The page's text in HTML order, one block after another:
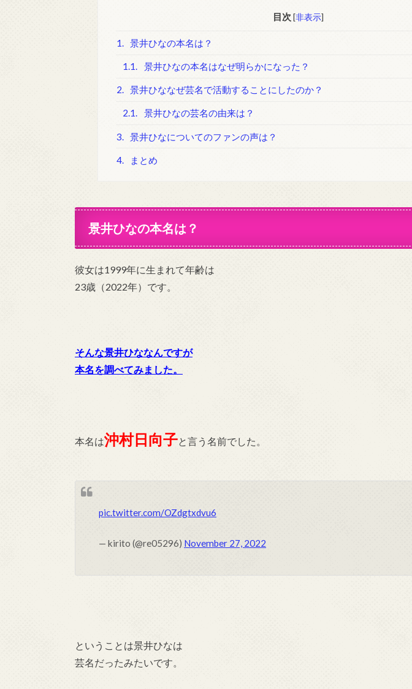
目次 [非表示]
1. 景井ひなの本名は？
1.1. 景井ひなの本名はなぜ明らかになった？
2. 景井ひななぜ芸名で活動することにしたのか？
2.1. 景井ひなの芸名の由来は？
3. 景井ひなについてのファンの声は？
4. まとめ
景井ひなの本名は？
彼女は1999年に生まれて年齢は
23歳（2022年）です。
そんな景井ひななんですが
本名を調べてみました。
本名は沖村日向子と言う名前でした。
pic.twitter.com/OZdgtxdvu6
— kirito (@re05296) November 27, 2022
ということは景井ひなは
芸名だったみたいです。